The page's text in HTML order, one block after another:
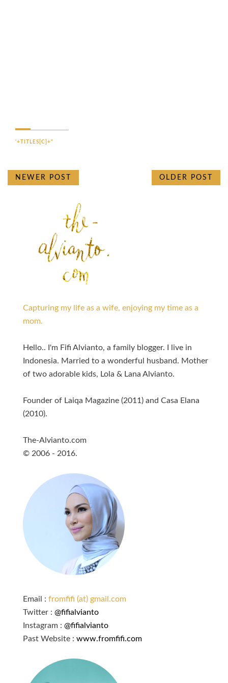
'+TITLES[C]+"
NEWER POST OLDER POST
Capturing my life as a wife, enjoying my time as a
mom.
Hello.. I'm Fifi Alvianto, a family blogger. I live in
Indonesia. Married to a wonderful husband. Mother
of two adorable kids, Lola & Lana Alvianto.
Founder of Laiqa Magazine (2011) and Casa Elana
(2010).
The-Alvianto.com
© 2006 - 2016.
Email : fromfifi (at) gmail.com
Twitter : @fifialvianto
Instagram : @fifialvianto
Past Website : www.fromfifi.com